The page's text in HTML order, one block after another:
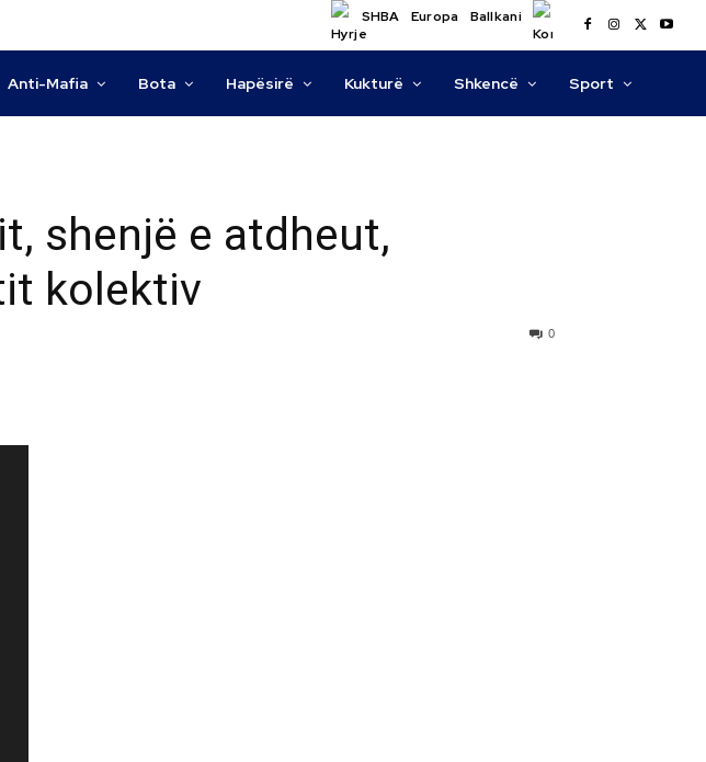
SHBA Europa Ballkani
Anti-Mafia Bota Hapësirë Kukturë Shkencë Sport
shenjë e atdheut,
kolektiv
0